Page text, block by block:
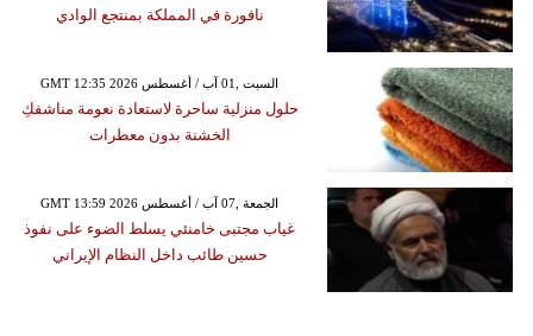
نافورة في المملكة بمنتجع الوادي
GMT 12:35 2026 السبت ,01 آب / أغسطس
حلول منزلية ساحرة لاستعادة نعومة مناشفكِ
الخشنة بدون معطرات
GMT 13:59 2026 الجمعة ,07 آب / أغسطس
غياب مجتبى خامنئي يسلط الضوء على نفوذ
حسين طائب داخل النظام الإيراني